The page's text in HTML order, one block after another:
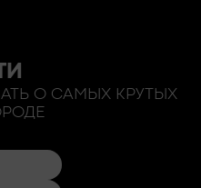
О САМЫХ КРУТЫХ